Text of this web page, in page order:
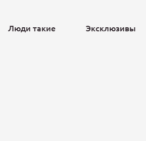
Люди такие Эксклюзивы